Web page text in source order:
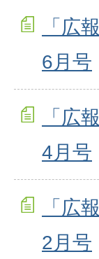
「広
6月号
「広
4月号
「広
2月号